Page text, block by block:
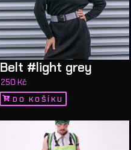
Belt #light grey
250 Kč
DO KOŠÍKU